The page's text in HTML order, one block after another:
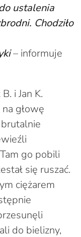
ustalenia
Chodziło
– informuje
i Jan K.
głowę
go pobili
się ruszać.
ciężarem
do bielizny,